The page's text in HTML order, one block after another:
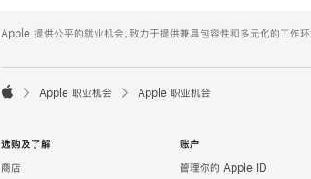
Footer
Apple 提供公平的就业机会，致力于提供兼具包容性和多元化的工作

Apple 职业机会 Apple 职业机会
选购及了解
商店
账户
管理你的 Apple ID